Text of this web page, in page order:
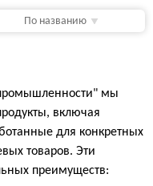
По названию
мы
включая
для конкретных
товаров. Эти
преимуществ: